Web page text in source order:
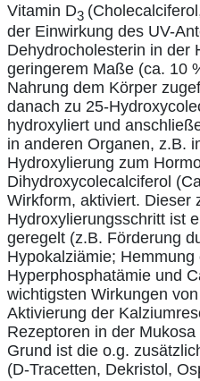
Vitamin D3
der Einwirkung des UV-
Dehydrocholesterin in der
geringerem Maße (ca. 10
Nahrung dem Körper
danach zu 25-
hydroxyliert und
in anderen Organen, z.B.
Hydroxylierung zum
Dihydroxycolecalciferol
Wirkform, aktiviert. Dieser
Hydroxylierungsschritt ist
geregelt (z.B. Förderung
Hypokalziämie;
Hyperphosphatämie und
wichtigsten Wirkungen
Aktivierung der
Rezeptoren in der
Grund ist die o.g.
(D-Tracetten, Dekristol,